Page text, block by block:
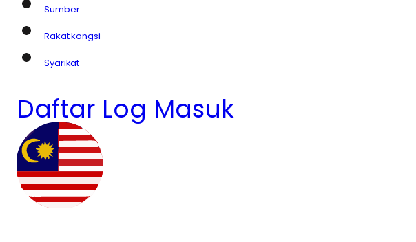
Sumber
Rakat kongsi
Syarikat
Daftar Log Masuk